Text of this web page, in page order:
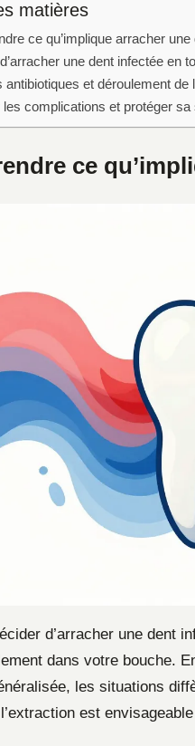
matières
ce qu’implique arracher
une dent infectée en
antibiotiques et déroulement de
les complications et protéger sa
ce
d’arracher une dent
dans votre bouche.
les situations
est